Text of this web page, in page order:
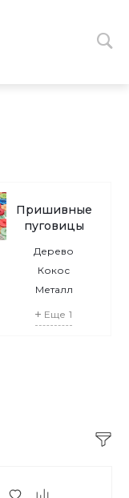
Пришивные
пуговицы
Дерево
Кокос
Металл
Еще 1